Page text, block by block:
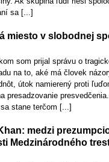
sa [...]
miesto v slobodnej
som prijal správu o
na to, aké má človek
útok namierený proti
presadzovanie
stane terčom [...]
medzi
Medzinárodného